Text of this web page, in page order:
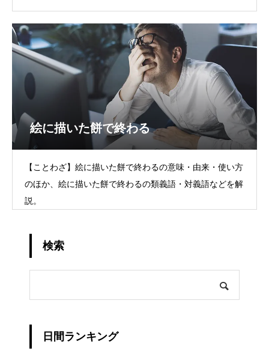
絵に描いた餅で終わる
【ことわざ】絵に描いた餅で終わるの意味・由来・使い方
のほか、絵に描いた餅で終わるの類義語・対義語などを解
説。
検索
日間ランキング